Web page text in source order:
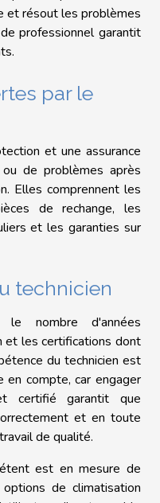
et résout les problèmes
professionnel garantit
par le
et une assurance
de problèmes après
Elles comprennent les
de rechange, les
et les garanties sur
technicien
nombre d'années
et les certifications dont
du technicien est
en compte, car engager
certifié garantit que
et en toute
de qualité.
est en mesure de
de climatisation